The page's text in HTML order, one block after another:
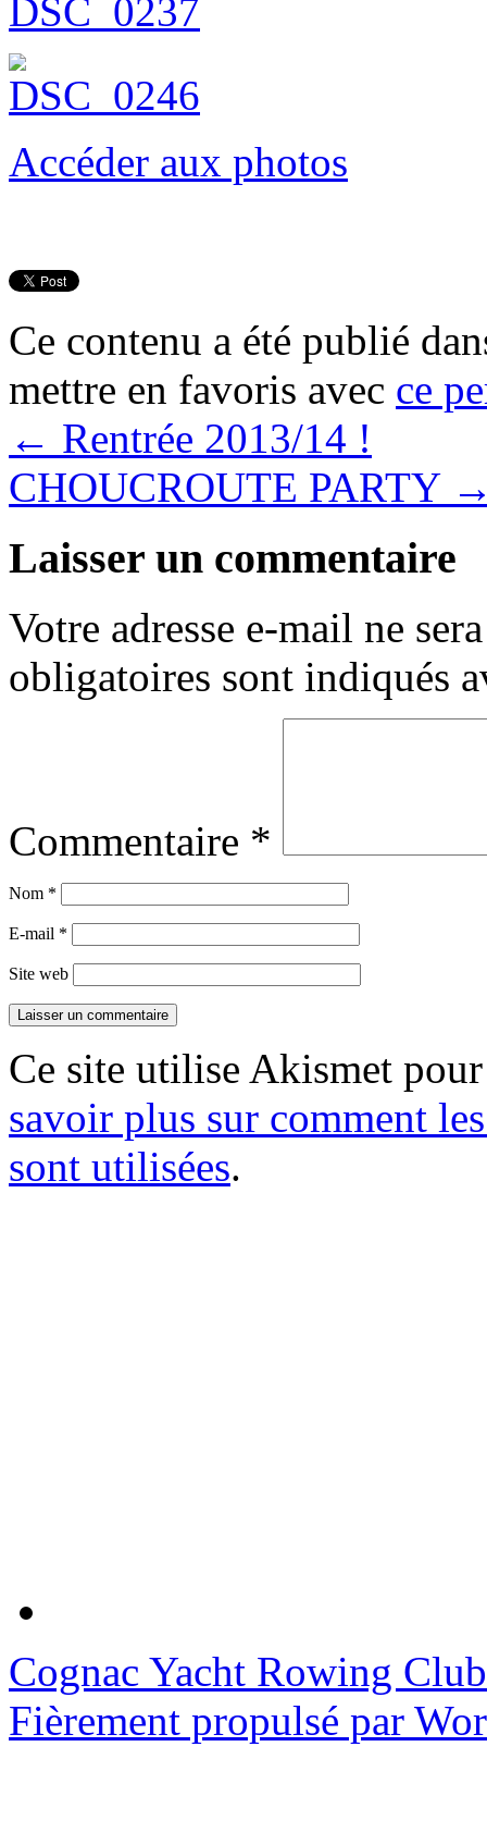
Accéder aux photos
Ce contenu a été publié
mettre en favoris avec ce
← Rentrée 2013/14 !
CHOUCROUTE PARTY
Laisser un commentaire
Votre adresse e-mail ne
obligatoires sont indiqués
Commentaire *
Nom *
E-mail *
Site web
Ce site utilise Akismet
savoir plus sur comment
sont utilisées.
Cognac Yacht Rowing Club
Fièrement propulsé par